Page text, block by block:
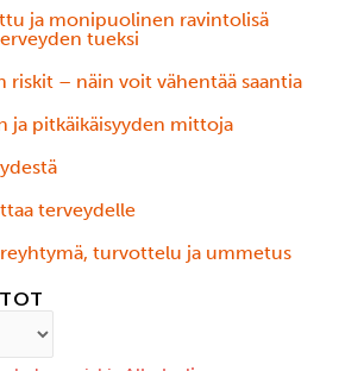
ja monipuolinen ravintolisä
tueksi
riskit – näin voit vähentää saantia
ja pitkäikäisyyden mittoja
terveydelle
turvottelu ja ummetus